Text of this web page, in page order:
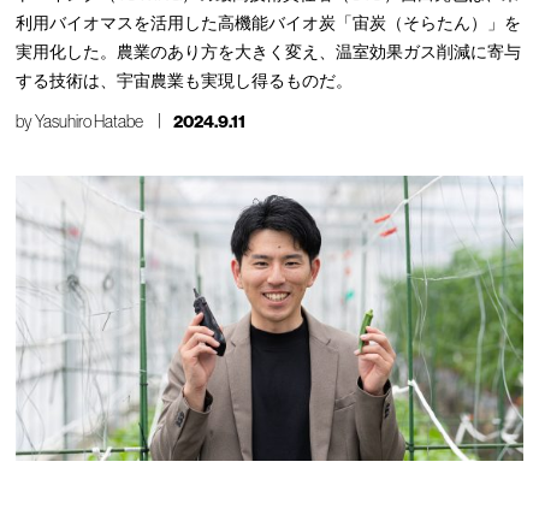
利用バイオマスを活用した高機能バイオ炭「宙炭（そらたん）」を
実用化した。農業のあり方を大きく変え、温室効果ガス削減に寄与
する技術は、宇宙農業も実現し得るものだ。
byYasuhiro Hatabe 2024.9.11